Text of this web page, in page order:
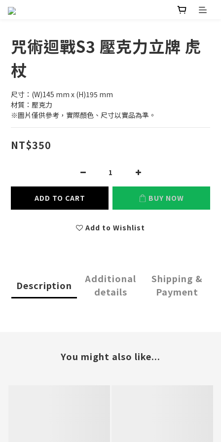
咒術迴戰S3 壓克力立牌 虎
杖
尺寸：(W)145 mm x (H)195 mm
材質：壓克力
※圖片僅供參考，實際顏色、尺寸以實品為準。
NT$350
ADD TO CART BUY NOW
Add to Wishlist
Description
Additional
details
Shipping &
Payment
You might also like...